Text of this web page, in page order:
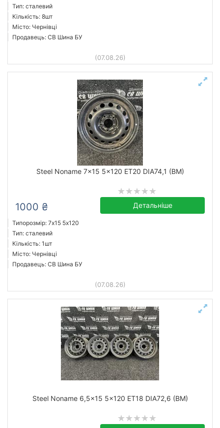
Тип: сталевий
Кількість: 8шт
Місто: Чернівці
Продавець: СВ Шина БУ
(07.08.26)
Steel Noname 7x15 5x120 ET20 DIA74,1 (BM)
1000 ₴ Детальніше
Типорозмір: 7x15 5х120
Тип: сталевий
Кількість: 1шт
Місто: Чернівці
Продавець: СВ Шина БУ
(07.08.26)
Steel Noname 6,5x15 5x120 ET18 DIA72,6 (BM)